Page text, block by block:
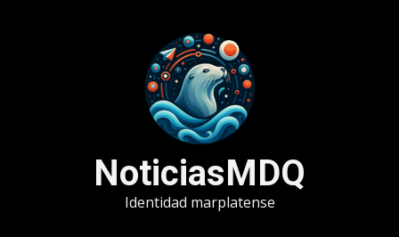
NoticiasMDQ
Identidad marplatense